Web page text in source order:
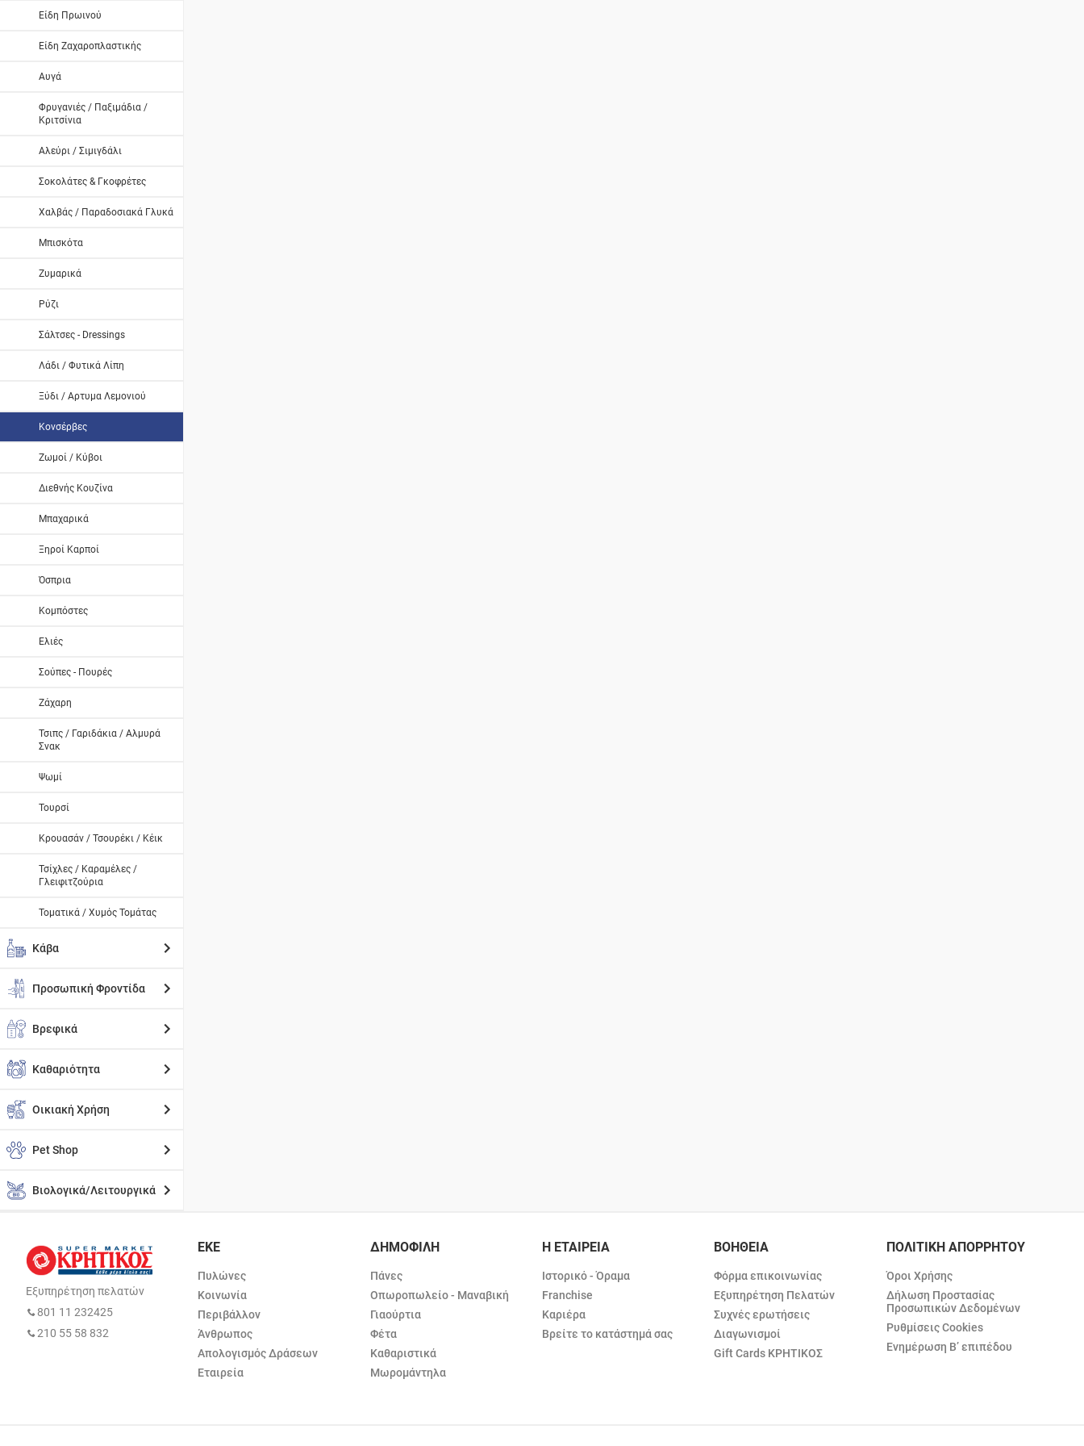
Είδη Πρωινού
Είδη Ζαχαροπλαστικής
Αυγά
Φρυγανιές / Παξιμάδια /
Κριτσίνια
Αλεύρι / Σιμιγδάλι
Σοκολάτες & Γκοφρέτες
Χαλβάς / Παραδοσιακά Γλυκά
Μπισκότα
Ζυμαρικά
Ρύζι
Σάλτσες - Dressings
Λάδι / Φυτικά Λίπη
Ξύδι / Αρτυμα Λεμονιού
Κονσέρβες
Ζωμοί / Κύβοι
Διεθνής Κουζίνα
Μπαχαρικά
Ξηροί Καρποί
Όσπρια
Κομπόστες
Ελιές
Σούπες - Πουρές
Ζάχαρη
Τσιπς / Γαριδάκια / Αλμυρά
Σνακ
Ψωμί
Τουρσί
Κρουασάν / Τσουρέκι / Κέικ
Τσίχλες / Καραμέλες /
Γλειφιτζούρια
Τοματικά / Χυμός Τομάτας
Κάβα
Προσωπική Φροντίδα
Βρεφικά
Καθαριότητα
Οικιακή Χρήση
Pet Shop
Βιολογικά/Λειτουργικά
Εξυπηρέτηση πελατών
801 11 232425
210 55 58 832
ΕΚΕ
Πυλώνες
Κοινωνία
Περιβάλλον
Άνθρωπος
Απολογισμός Δράσεων
Εταιρεία
ΔΗΜΟΦΙΛΗ
Πάνες
Οπωροπωλείο - Μαναβική
Γιαούρτια
Φέτα
Καθαριστικά
Μωρομάντηλα
Η ΕΤΑΙΡΕΙΑ
Ιστορικό - Όραμα
Franchise
Καριέρα
Βρείτε το κατάστημά σας
ΒΟΗΘΕΙΑ
Φόρμα επικοινωνίας
Εξυπηρέτηση Πελατών
Συχνές ερωτήσεις
Διαγωνισμοί
Gift Cards ΚΡΗΤΙΚΟΣ
ΠΟΛΙΤΙΚΗ ΑΠΟΡΡΗΤΟΥ
Όροι Χρήσης
Δήλωση Προστασίας
Προσωπικών Δεδομένων
Ρυθμίσεις Cookies
Ενημέρωση Β’ επιπέδου